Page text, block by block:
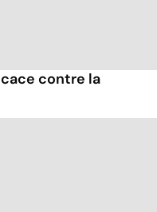
contre la